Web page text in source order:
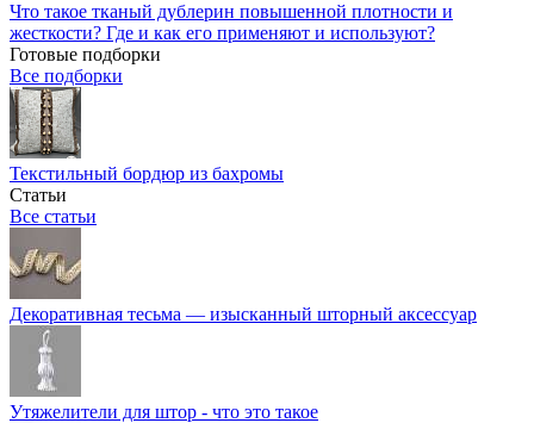
Что такое тканый дублерин повышенной плотности и
жесткости? Где и как его применяют и используют?
Готовые подборки
Все подборки
Текстильный бордюр из бахромы
Статьи
Все статьи
Декоративная тесьма — изысканный шторный аксессуар
Утяжелители для штор - что это такое